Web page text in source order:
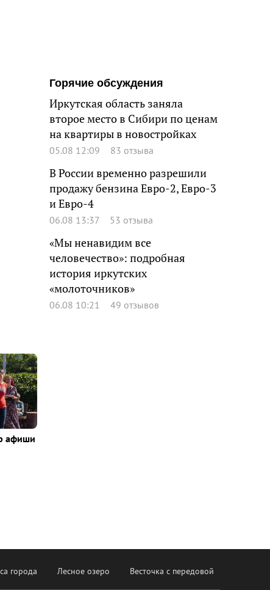
Горячие обсуждения
Иркутская область заняла
второе место в Сибири по ценам
на квартиры в новостройках
05.08 12:09 83 отзыва
В России временно разрешили
продажу бензина Евро-2, Евро-3
и Евро-4
06.08 13:37 53 отзыва
«Мы ненавидим все
человечество»: подробная
история иркутских
«молоточников»
06.08 10:21 49 отзывов
афиши
города Лесное озеро Весточка с передовой